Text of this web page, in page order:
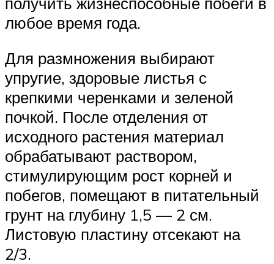
любое время года.
Для размножения выбирают
упругие, здоровые листья с
крепкими черенками и зеленой
почкой. После отделения от
исходного растения материал
обрабатывают раствором,
стимулирующим рост корней и
побегов, помещают в питательный
грунт на глубину 1,5 — 2 см.
Листовую пластину отсекают на
2/3.